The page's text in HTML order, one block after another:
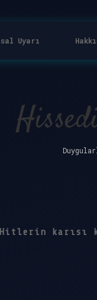
Uyarı
Hitlerin karısı